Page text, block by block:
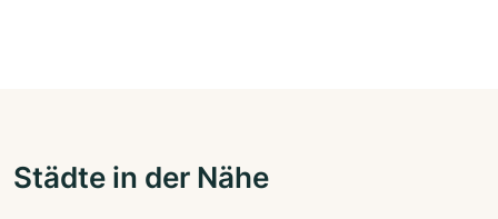
Städte in der Nähe